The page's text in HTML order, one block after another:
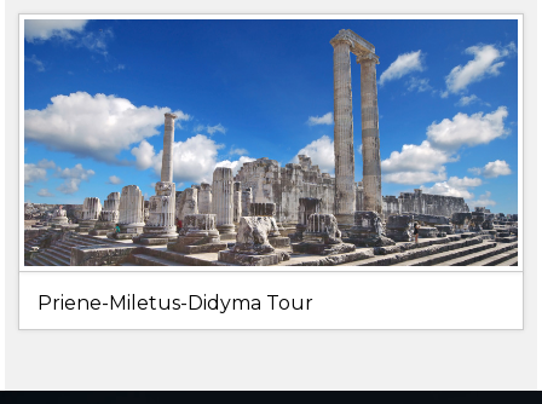
Priene-Miletus-Didyma Tour